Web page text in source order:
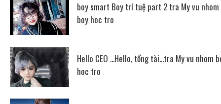
boy smart Boy trí tuệ part 2 tra My vu nhom
boy hoc tro
Hello CEO ...Hello, tổng tài...tra My vu nhom
hoc tro